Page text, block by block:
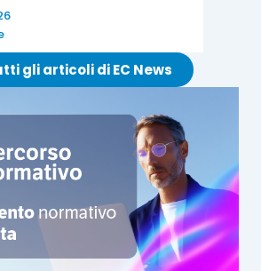
gli articoli di EC News